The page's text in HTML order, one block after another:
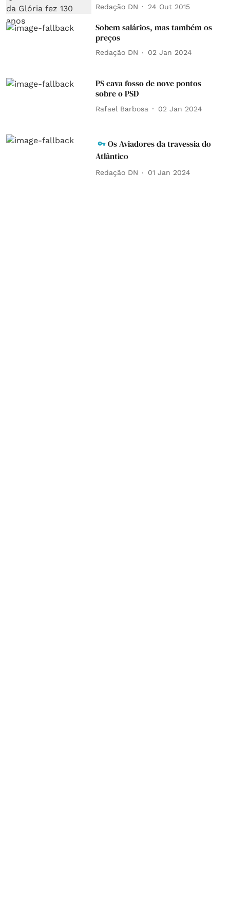
Redação DN 24 Out 2015
Sobem salários, mas também os
preços
Redação DN 02 Jan 2024
PS cava fosso de nove pontos
sobre o PSD
Rafael Barbosa 02 Jan 2024
Os Aviadores da travessia do
Atlântico
Redação DN 01 Jan 2024